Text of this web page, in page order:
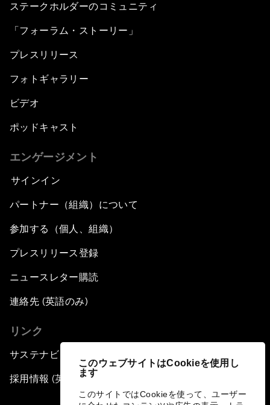
このウェブサイトはCookieを使用し
ます
このサイトではCookieを使って、ユーザー
ステークホルダーのコミュニティ
「フォーラム・ストーリー」
プレスリリース
フォトギャラリー
ビデオ
ポッドキャスト
エンゲージメント
サインイン
パートナー（組織）について
参加する（個人、組織）
プレスリリース登録
ニュースレター購読
連絡先 (英語のみ)
リンク
サステナビリティへの取り組み
採用情報 (英語のみ)